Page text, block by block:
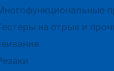
на отрыв и